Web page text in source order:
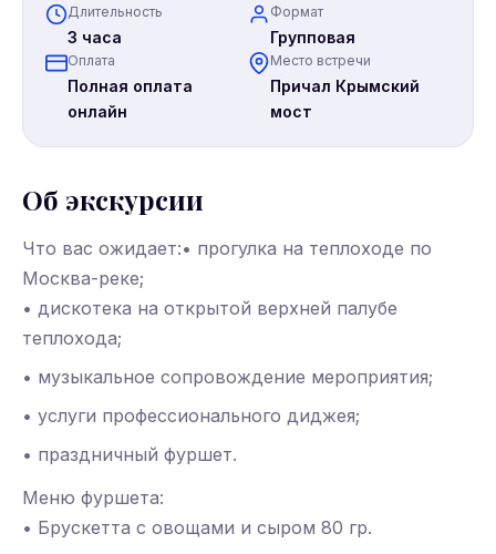
Длительность
3 часа
Формат
Групповая
Оплата
Полная оплата
онлайн
Место встречи
Причал Крымский
мост
Об экскурсии
Что вас ожидает:• прогулка на теплоходе по
Москва-реке;
• дискотека на открытой верхней палубе
теплохода;
• музыкальное сопровождение мероприятия;
• услуги профессионального диджея;
• праздничный фуршет.
Меню фуршета:
• Брускетта с овощами и сыром 80 гр.